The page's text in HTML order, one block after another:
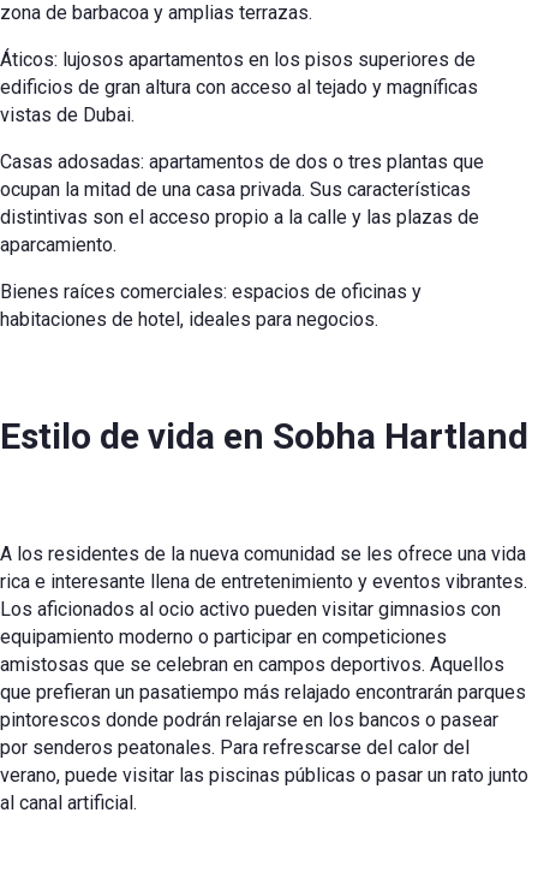
zona de barbacoa y amplias terrazas.
Áticos: lujosos apartamentos en los pisos superiores de
edificios de gran altura con acceso al tejado y magníficas
vistas de Dubai.
Casas adosadas: apartamentos de dos o tres plantas que
ocupan la mitad de una casa privada. Sus características
distintivas son el acceso propio a la calle y las plazas de
aparcamiento.
Bienes raíces comerciales: espacios de oficinas y
habitaciones de hotel, ideales para negocios.
Estilo de vida en Sobha Hartland
A los residentes de la nueva comunidad se les ofrece una vida
rica e interesante llena de entretenimiento y eventos vibrantes.
Los aficionados al ocio activo pueden visitar gimnasios con
equipamiento moderno o participar en competiciones
amistosas que se celebran en campos deportivos. Aquellos
que prefieran un pasatiempo más relajado encontrarán parques
pintorescos donde podrán relajarse en los bancos o pasear
por senderos peatonales. Para refrescarse del calor del
verano, puede visitar las piscinas públicas o pasar un rato junto
al canal artificial.